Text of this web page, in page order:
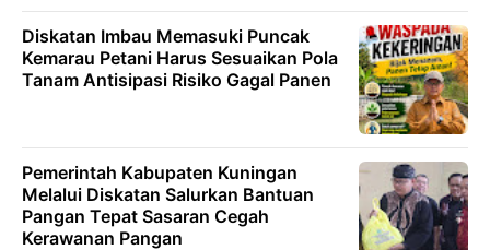
Diskatan Imbau Memasuki Puncak
Kemarau Petani Harus Sesuaikan Pola
Tanam Antisipasi Risiko Gagal Panen
Pemerintah Kabupaten Kuningan
Melalui Diskatan Salurkan Bantuan
Pangan Tepat Sasaran Cegah
Kerawanan Pangan